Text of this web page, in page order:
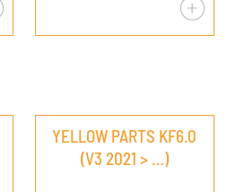
YELLOW PARTS KF6.0
(V3 2021 > …)